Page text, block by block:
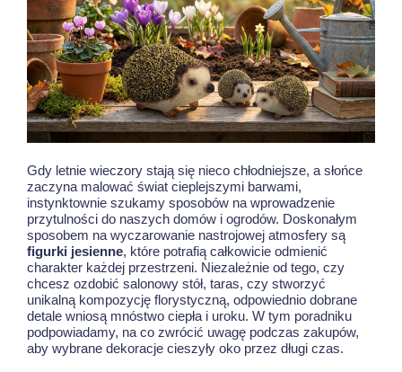
Gdy letnie wieczory stają się nieco chłodniejsze, a słońce
zaczyna malować świat cieplejszymi barwami,
instynktownie szukamy sposobów na wprowadzenie
przytulności do naszych domów i ogrodów. Doskonałym
sposobem na wyczarowanie nastrojowej atmosfery są
figurki jesienne, które potrafią całkowicie odmienić
charakter każdej przestrzeni. Niezależnie od tego, czy
chcesz ozdobić salonowy stół, taras, czy stworzyć
unikalną kompozycję florystyczną, odpowiednio dobrane
detale wniosą mnóstwo ciepła i uroku. W tym poradniku
podpowiadamy, na co zwrócić uwagę podczas zakupów,
aby wybrane dekoracje cieszyły oko przez długi czas.